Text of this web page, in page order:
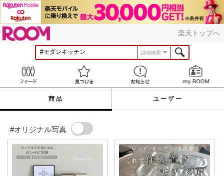
楽天トップへ
詳細検索
見つける お知らせ
商品 ユーザー
#オリジナル写真